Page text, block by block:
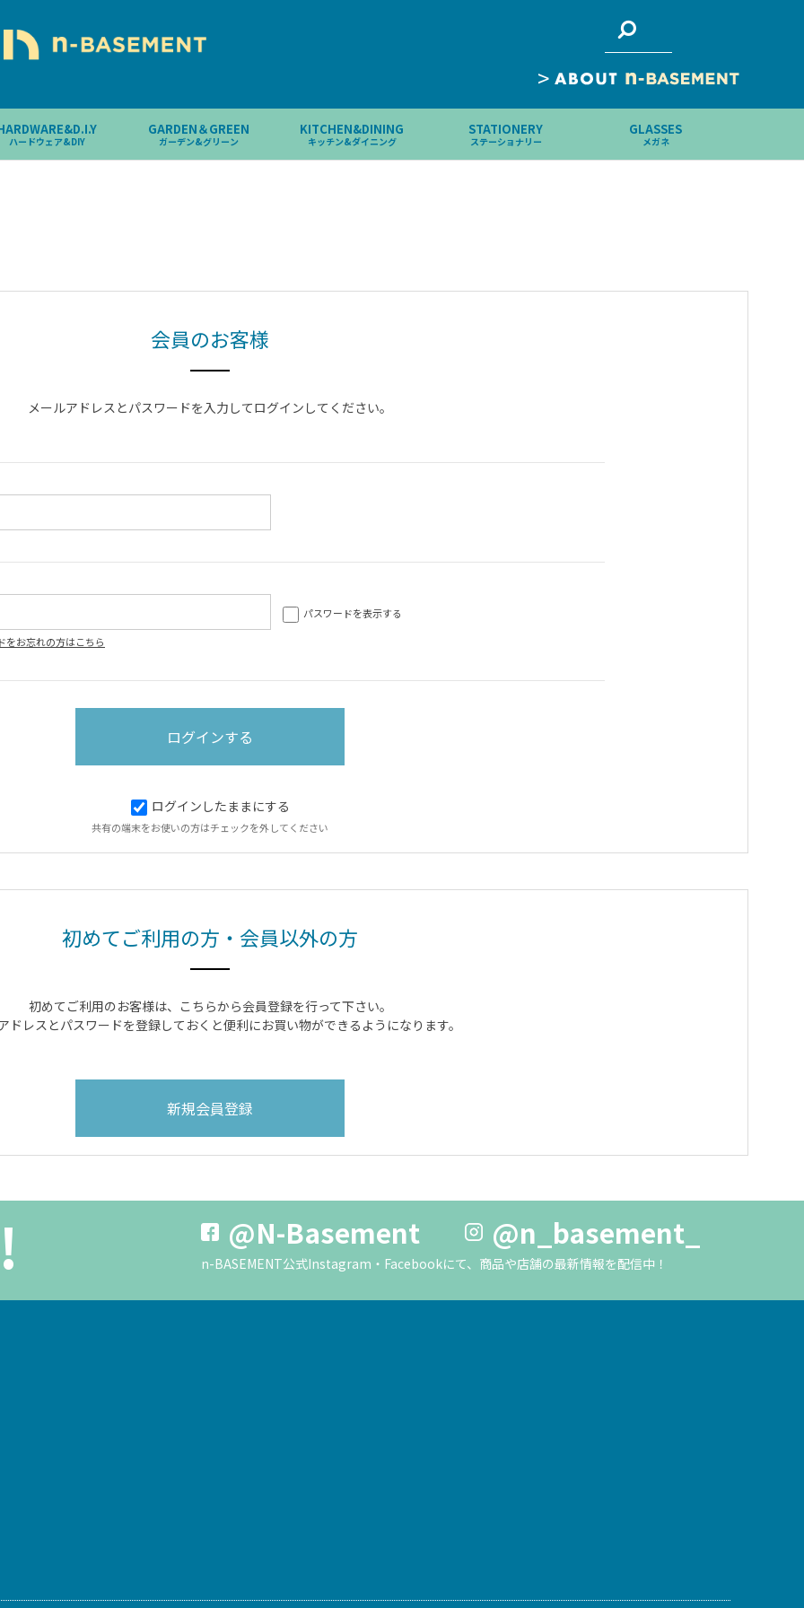
>
ハードウェア&DIY
GARDEN＆GREEN
ガーデン&グリーン
KITCHEN&DINING
キッチン&ダイニング
STATIONERY
ステーショナリー
GLASSES
メガネ
会員のお客様
メールアドレスとパスワードを入力してログインしてください。
パスワードを表示する
をお忘れの方はこちら
ログインしたままにする
共有の端末をお使いの方はチェックを外してください
初めてご利用の方・会員以外の方
初めてご利用のお客様は、こちらから会員登録を行って下さい。
ドレスとパスワードを登録しておくと便利にお買い物ができるようになります。
@N-Basement @n_basement_
n-BASEMENT公式Instagram・Facebookにて、商品や店舗の最新情報を配信中！